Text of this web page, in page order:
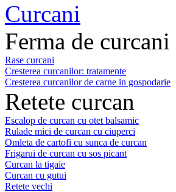
Curcani
Ferma de curcani
Rase curcani
Cresterea curcanilor: tratamente
Cresterea curcanilor de carne in gospodarie
Retete curcan
Escalop de curcan cu otet balsamic
Rulade mici de curcan cu ciuperci
Omleta de cartofi cu sunca de curcan
Frigarui de curcan cu sos picant
Curcan la tigaie
Curcan cu gutui
Retete vechi